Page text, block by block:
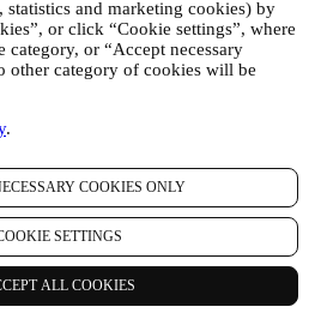
statistics and marketing cookies) by
or click “Cookie settings”, where
category, or “Accept necessary
other category of cookies will be
.
COOKIES ONLY
SETTINGS
ALL COOKIES
pourront être sélectionnées ou
à votre intention, sur base de données
que votre situation géographique,
ou vos préférences en ce qui
Nous utiliserons ces données pour
d’intérêt. Ceci nous permettra de
Il n’y aura aucun autre effet. Nous
statistiques concernant
et les clics, utilisant à cet effet des
standard pour nous aider dans le
d’information. Ce traitement est basé
à recevoir nos communications de
Ce choix de participation peut être